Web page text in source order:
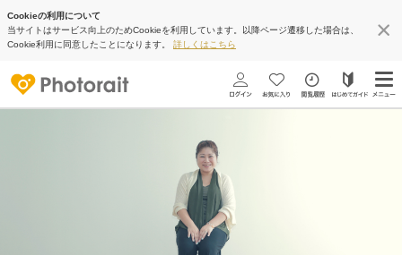
Cookieの利用について
当サイトはサービス向上のためCookieを利用しています。以降ページ遷移した場合は、
Cookie利用に同意したことになります。 詳しくはこちら